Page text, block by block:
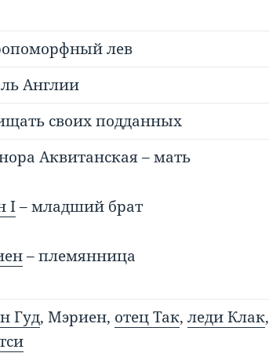
лев
Англии
своих подданных
Аквитанская – мать
I– младший брат
– племянница
Гуд, Мэриен, отец Так, леди Клак,